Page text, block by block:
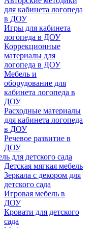
для кабинета логопеда
в ДОУ
Игры для кабинета
логопеда в ДОУ
Коррекционные
материалы для
логопеда в ДОУ
Мебель и
оборудование для
кабинета логопеда в
ДОУ
Расходные материалы
для кабинета логопеда
в ДОУ
Речевое развитие в
ДОУ
для детского сада
Детская мягкая мебель
Зеркала с декором для
детского сада
Игровая мебель в
ДОУ
Кровати для детского
сада